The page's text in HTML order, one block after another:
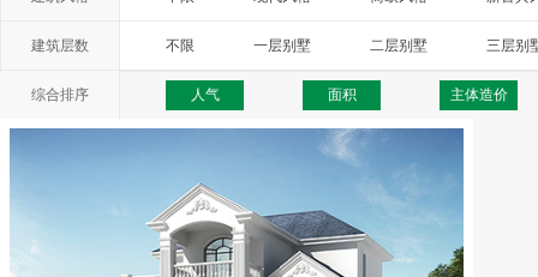
西班牙风格 地中海风格
建筑层数 不限 一层别墅 二层别墅 三层别
综合排序 人气 面积 主体造价